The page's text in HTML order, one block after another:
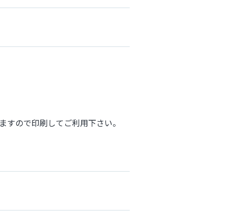
ので印刷してご利用下さい。